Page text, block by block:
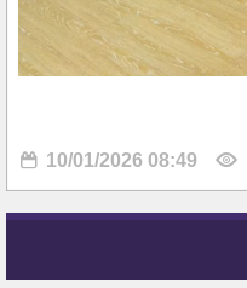
10/01/2026 08:49